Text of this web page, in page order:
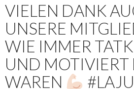
VIELEN DANK
UNSERE
WIE IMMER
UND MOTIVIERT
WAREN
#LAJU